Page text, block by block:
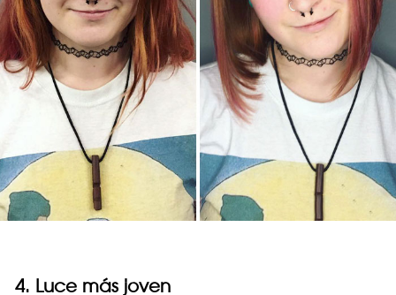
4. Luce más joven